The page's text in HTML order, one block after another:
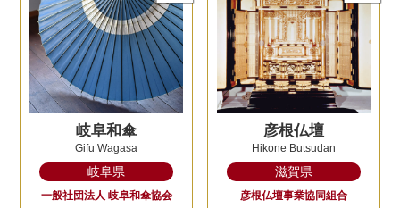
岐阜和傘
Gifu Wagasa
岐阜県
一般社団法人 岐阜和傘協会
彦根仏壇
Hikone Butsudan
滋賀県
彦根仏壇事業協同組合